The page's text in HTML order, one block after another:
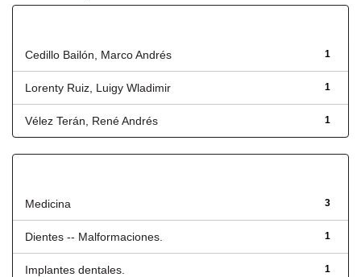
1
Cedillo Bailón, Marco Andrés
1
Lorenty Ruiz, Luigy Wladimir
1
Vélez Terán, René Andrés
3
Medicina
1
Dientes -- Malformaciones.
1
Implantes dentales.